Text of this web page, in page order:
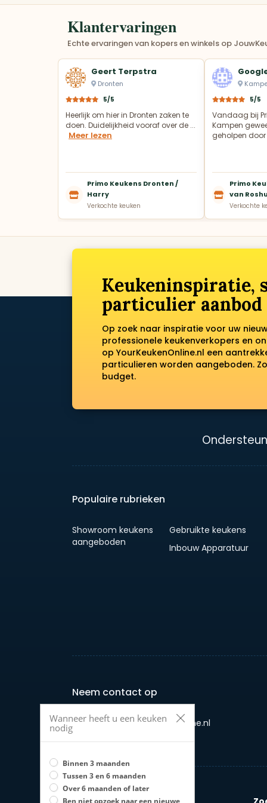
Klantervaringen
Echte ervaringen van kopers en winkels op
Geert Terpstra
Dronten
5/5
Heerlijk om hier in Dronten zaken te
doen. Duidelijkheid vooraf over de ...
Meer lezen
Primo Keukens Dronten /
Harry
Verkochte keuken
5/5
Vandaag bij
Kampen
geholpen door
Primo
van
Verkochte
Keukeninspiratie,
particulier aanbod
Op zoek naar inspiratie voor uw
professionele keukenverkopers en
op YourKeukenOnline.nl een
particulieren worden aangeboden.
budget.
Populaire rubrieken
Showroom keukens
aangeboden
Gebruikte keukens
Inbouw Apparatuur
Neem contact op
E-mail: info@jouwkeukenonline.nl
Telefoon: +31 658958987
Wanneer heeft u een keuken
nodig
Binnen 3 maanden
Tussen 3 en 6 maanden
Over 6 maanden of later
Ben niet opzoek naar een nieuwe